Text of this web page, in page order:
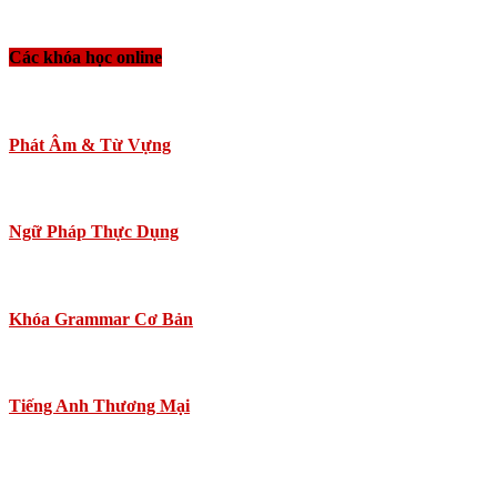
Các khóa học online
Phát Âm & Từ Vựng
Ngữ Pháp Thực Dụng
Khóa Grammar Cơ Bản
Tiếng Anh Thương Mại